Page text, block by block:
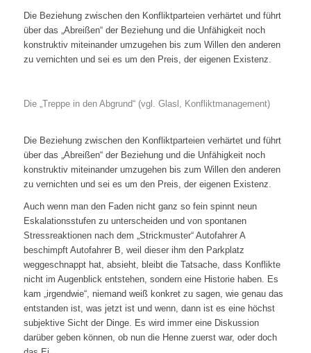
Die Beziehung zwischen den Konfliktparteien verhärtet und führt
über das „Abreißen“ der Beziehung und die Unfähigkeit noch
konstruktiv miteinander umzugehen bis zum Willen den anderen
zu vernichten und sei es um den Preis, der eigenen Existenz.
Die „Treppe in den Abgrund“ (vgl. Glasl, Konfliktmanagement)
Die Beziehung zwischen den Konfliktparteien verhärtet und führt
über das „Abreißen“ der Beziehung und die Unfähigkeit noch
konstruktiv miteinander umzugehen bis zum Willen den anderen
zu vernichten und sei es um den Preis, der eigenen Existenz.
Auch wenn man den Faden nicht ganz so fein spinnt neun
Eskalationsstufen zu unterscheiden und von spontanen
Stressreaktionen nach dem „Strickmuster“ Autofahrer A
beschimpft Autofahrer B, weil dieser ihm den Parkplatz
weggeschnappt hat, absieht, bleibt die Tatsache, dass Konflikte
nicht im Augenblick entstehen, sondern eine Historie haben. Es
kam „irgendwie“, niemand weiß konkret zu sagen, wie genau das
entstanden ist, was jetzt ist und wenn, dann ist es eine höchst
subjektive Sicht der Dinge. Es wird immer eine Diskussion
darüber geben können, ob nun die Henne zuerst war, oder doch